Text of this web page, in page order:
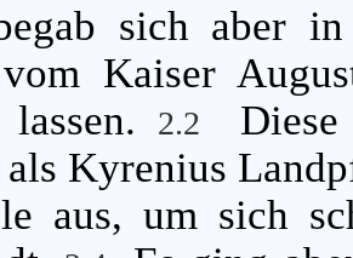
sich aber
Kaiser
lassen.
2.2
als Kyrenius
aus, um sich